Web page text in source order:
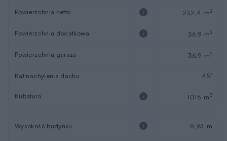
Powierzchnia netto 232,4 m2
Powierzchnia dodatkowa 36,9 m2
Powierzchnia garażu 36,9 m2
Kąt nachylenia dachu 45°
Kubatura 1016 m3
Wysokość budynku 8,93 m